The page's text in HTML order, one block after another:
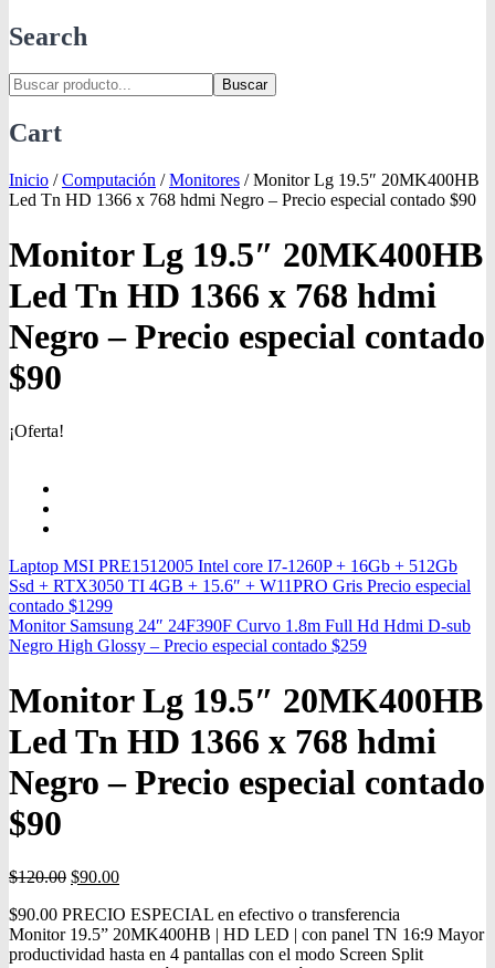
Search
Buscar
Cart
Inicio / Computación / Monitores /Monitor Lg 19.5″ 20MK400HB
Led Tn HD 1366 x 768 hdmi Negro – Precio especial contado $90
Monitor Lg 19.5″ 20MK400HB
Led Tn HD 1366 x 768 hdmi
Negro – Precio especial contado
$90
¡Oferta!
Laptop MSI PRE1512005 Intel core I7-1260P + 16Gb + 512Gb
Ssd + RTX3050 TI 4GB + 15.6″ + W11PRO Gris Precio especial
contado $1299
Monitor Samsung 24″ 24F390F Curvo 1.8m Full Hd Hdmi D-sub
Negro High Glossy – Precio especial contado $259
Monitor Lg 19.5″ 20MK400HB
Led Tn HD 1366 x 768 hdmi
Negro – Precio especial contado
$90
$120.00 $90.00
$90.00 PRECIO ESPECIAL en efectivo o transferencia
Monitor 19.5” 20MK400HB | HD LED | con panel TN 16:9 Mayor
productividad hasta en 4 pantallas con el modo Screen Split